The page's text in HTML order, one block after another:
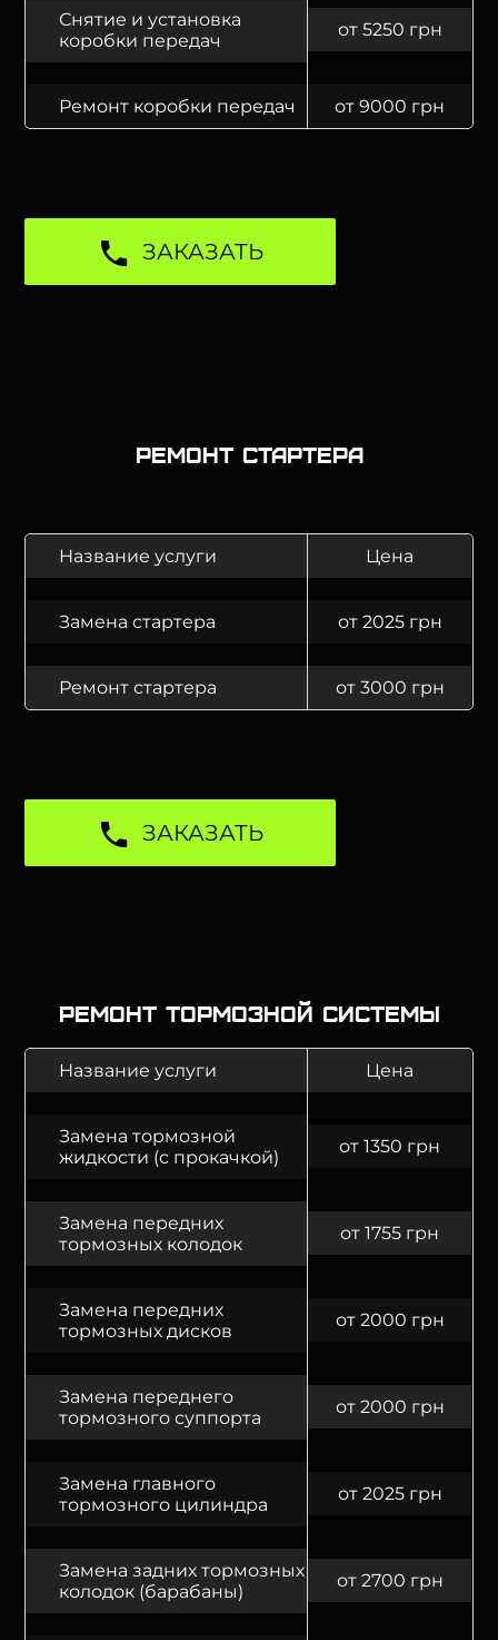
Снятие и установка
коробки передач
от 5250 грн
Ремонт коробки передач от 9000 грн
ЗАКАЗАТЬ
Ремонт стартера
Название услуги Цена
Замена стартера от 2025 грн
Ремонт стартера от 3000 грн
ЗАКАЗАТЬ
Ремонт тормозной системы
Название услуги Цена
Замена тормозной
жидкости (с прокачкой)
от 1350 грн
Замена передних
тормозных колодок
от 1755 грн
Замена передних
тормозных дисков
от 2000 грн
Замена переднего
тормозного суппорта
от 2000 грн
Замена главного
тормозного цилиндра
от 2025 грн
Замена задних тормозных
колодок (барабаны)
от 2700 грн